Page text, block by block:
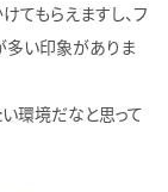
てもらえますし、フ
多い印象がありま
環境だなと思って